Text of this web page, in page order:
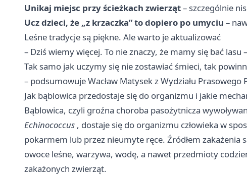
Unikaj miejsc przy ścieżkach zwierząt– szczególnie
Ucz dzieci, że „z krzaczka” to dopiero po umyciu –
Leśne tradycje są piękne. Ale warto je aktualizować
– Dziś wiemy więcej. To nie znaczy, że mamy się bać
Tak samo jak uczymy się nie zostawiać śmieci, tak
– podsumowuje Wacław Matysek z Wydziału
Jak bąblowica przedostaje się do organizmu i jakie
Bąblowica, czyli groźna choroba pasożytnicza
Echinococcus , dostaje się do organizmu człowieka w
pokarmem lub przez nieumyte ręce. Źródłem
owoce leśne, warzywa, wodę, a nawet przedmioty
zakażonych zwierząt.